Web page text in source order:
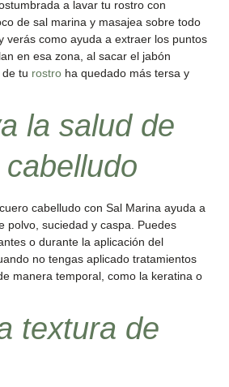
a lavar tu rostro con
de sal marina y masajea sobre todo
verás como ayuda a extraer los puntos
en esa zona, al sacar el jabón
tu rostro ha quedado más tersa y
la salud de
cabelludo con Sal Marina ayuda a
polvo, suciedad y caspa. Puedes
o durante la aplicación del
no tengas aplicado tratamientos
manera temporal, como la keratina o
textura de